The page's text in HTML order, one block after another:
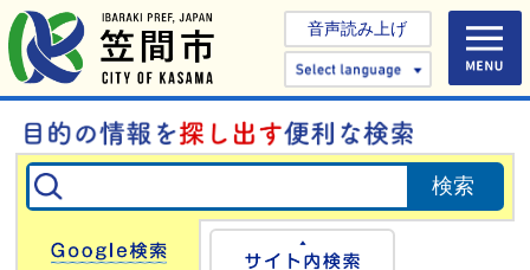
音声読み上げ
Select
Google検索